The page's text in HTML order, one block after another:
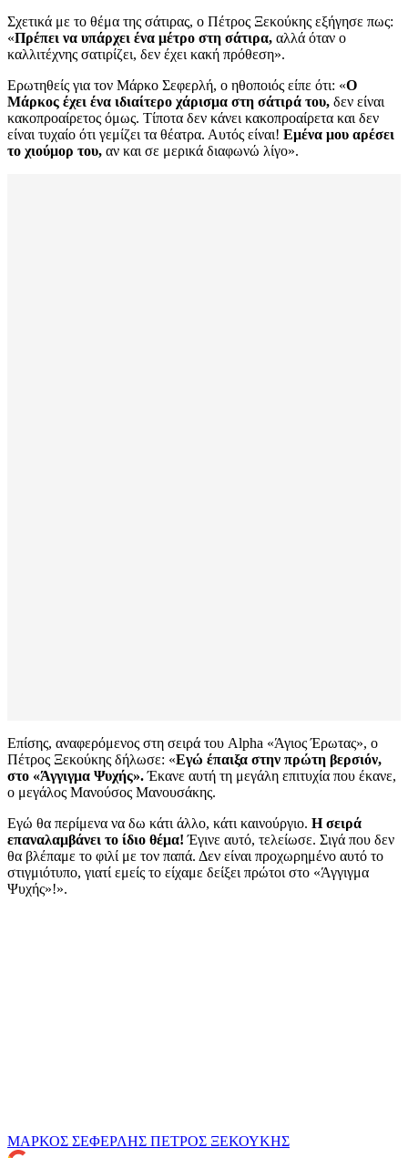
Σχετικά με το θέμα της σάτιρας, ο Πέτρος Ξεκούκης εξήγησε πως:
«Πρέπει να υπάρχει ένα μέτρο στη σάτιρα, αλλά όταν ο
καλλιτέχνης σατιρίζει, δεν έχει κακή πρόθεση».
Ερωτηθείς για τον Μάρκο Σεφερλή, ο ηθοποιός είπε ότι: «Ο
Μάρκος έχει ένα ιδιαίτερο χάρισμα στη σάτιρά του, δεν είναι
κακοπροαίρετος όμως. Τίποτα δεν κάνει κακοπροαίρετα και δεν
είναι τυχαίο ότι γεμίζει τα θέατρα. Αυτός είναι! Εμένα μου αρέσει
το χιούμορ του, αν και σε μερικά διαφωνώ λίγο».
Επίσης, αναφερόμενος στη σειρά του Alpha «Άγιος Έρωτας», ο
Πέτρος Ξεκούκης δήλωσε: «Εγώ έπαιξα στην πρώτη βερσιόν,
στο «Άγγιγμα Ψυχής».Έκανε αυτή τη μεγάλη επιτυχία που έκανε,
ο μεγάλος Μανούσος Μανουσάκης.
Εγώ θα περίμενα να δω κάτι άλλο, κάτι καινούργιο. Η σειρά
επαναλαμβάνει το ίδιο θέμα! Έγινε αυτό, τελείωσε. Σιγά που δεν
θα βλέπαμε το φιλί με τον παπά. Δεν είναι προχωρημένο αυτό το
στιγμιότυπο, γιατί εμείς το είχαμε δείξει πρώτοι στο «Άγγιγμα
Ψυχής»!».
ΜΑΡΚΟΣ ΣΕΦΕΡΛΗΣ ΠΕΤΡΟΣ ΞΕΚΟΥΚΗΣ